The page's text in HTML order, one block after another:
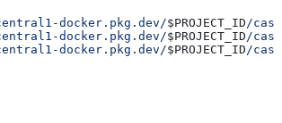
docker.pkg.dev/$PROJECT_ID/
docker.pkg.dev/$PROJECT_ID/
docker.pkg.dev/$PROJECT_ID/